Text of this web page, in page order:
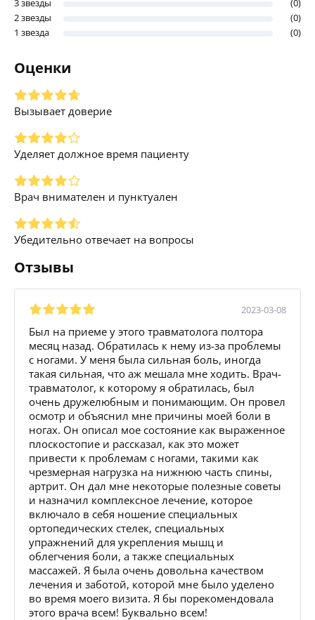
3 звезды
(0)
2 звезды
(0)
1 звезда
(0)
Оценки
Вызывает доверие
Уделяет должное время пациенту
Врач внимателен и пунктуален
Убедительно отвечает на вопросы
Отзывы
2023-03-08
Был на приеме у этого травматолога полтора
месяц назад. Обратилась к нему из-за проблемы
с ногами. У меня была сильная боль, иногда
такая сильная, что аж мешала мне ходить. Врач-
травматолог, к которому я обратилась, был
очень дружелюбным и понимающим. Он провел
осмотр и объяснил мне причины моей боли в
ногах. Он описал мое состояние как выраженное
плоскостопие и рассказал, как это может
привести к проблемам с ногами, такими как
чрезмерная нагрузка на нижнюю часть спины,
артрит. Он дал мне некоторые полезные советы
и назначил комплексное лечение, которое
включало в себя ношение специальных
ортопедических стелек, специальных
упражнений для укрепления мышц и
облегчения боли, а также специальных
массажей. Я была очень довольна качеством
лечения и заботой, которой мне было уделено
во время моего визита. Я бы порекомендовала
этого врача всем! Буквально всем!